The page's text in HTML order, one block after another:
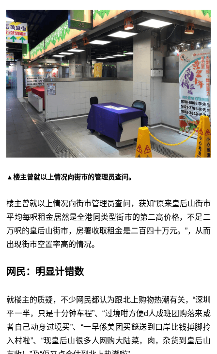
▲楼主曾就以上情况向街市的管理员查问。
楼主曾就以上情况向街市管理员查问，获知“原来皇后山街市
平均每呎租金居然是全港同类型街市的第二高价格，不足二
万呎的皇后山街市，房署收取租金是二百四十万元。”，从而
出现街市空置率高的情况。
网民：明显计错数
就楼主的质疑，不少网民都认为跟北上购物热潮有关，“深圳
平一半，只是十分钟车程”、“过境咁方便d人成班团购落来或
者自己动身过境买”、“一早係美团买餸送到口岸比钱搏脚拎
入村啦”、“现皇后山很多人网购大陆菜，肉，杂货到皇后山